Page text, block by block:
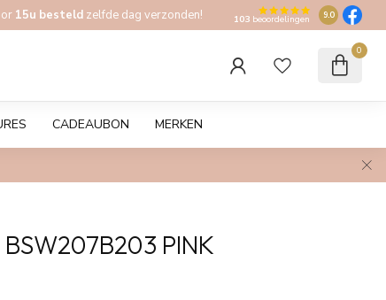
15u besteld zelfde dag verzonden! 103 beoordelingen 9.0
0
CADEAUBON MERKEN
BSW207B203 PINK